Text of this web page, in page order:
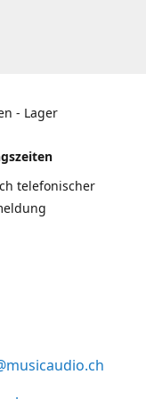
- Lager
telefonischer